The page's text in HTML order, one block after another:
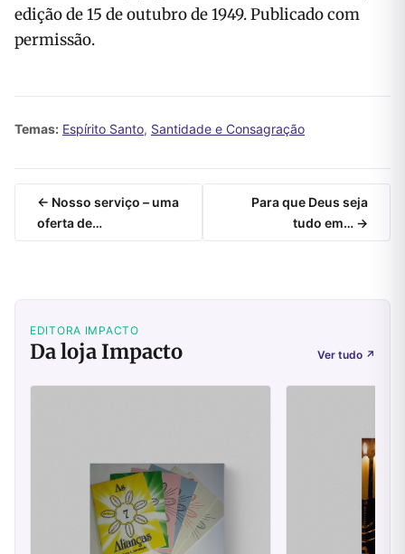
edição de 15 de outubro de 1949. Publicado com
permissão.
Temas: Espírito Santo, Santidade e Consagração
← Nosso serviço – uma
oferta de…
Para que Deus seja
tudo em… →
EDITORA IMPACTO
Da loja Impacto Ver tudo ↗